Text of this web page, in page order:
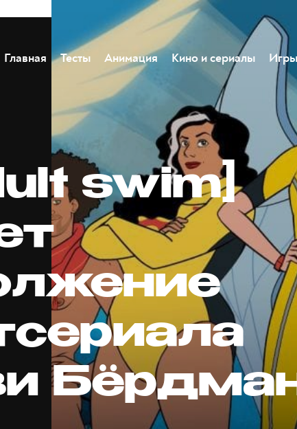
Главная Тесты Анимация Кино и сериалы Игры
swim]